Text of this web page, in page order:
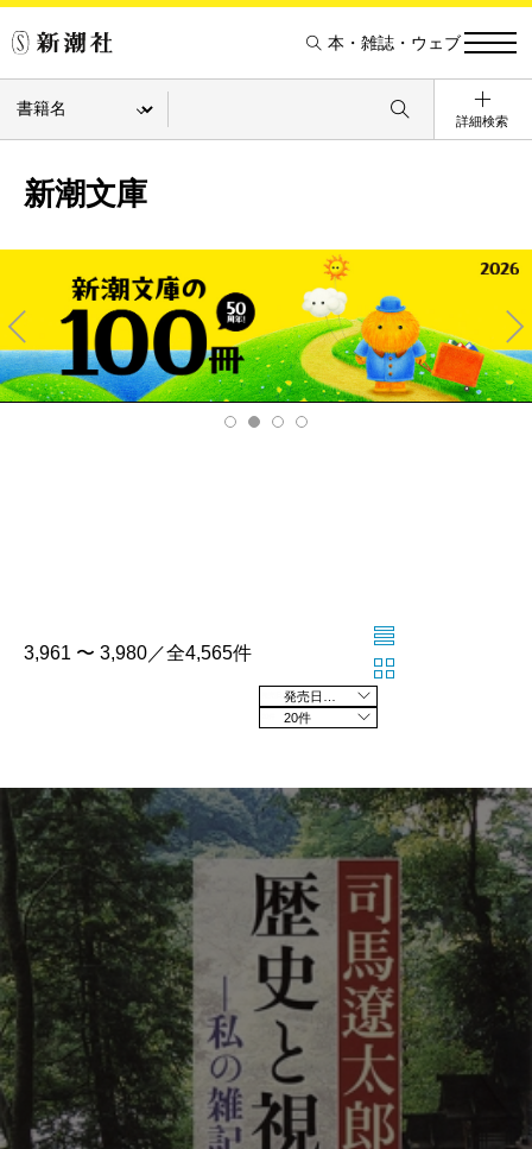
本・雑誌・ウェブ
詳細検索
新潮文庫
Pre
v
Ne
xt
3,961 〜 3,980／全4,565件
20件